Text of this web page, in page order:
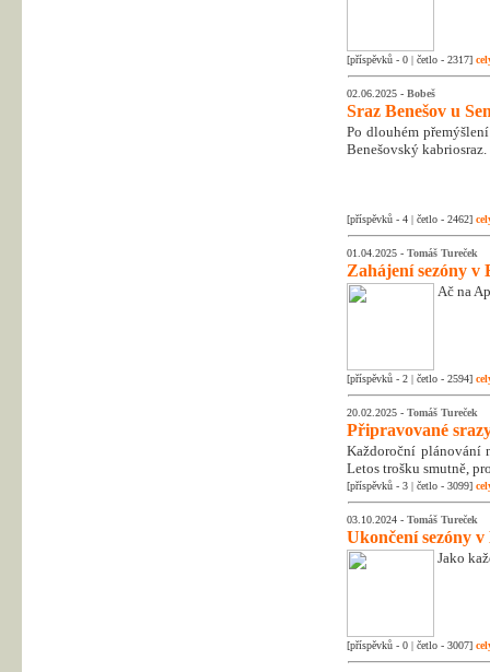
[příspěvků - 0 | četlo - 2317]
02.06.2025 - Bobeš
Sraz Benešov u
Po dlouhém
Benešovský kabriosraz.
[příspěvků - 4 | četlo - 2462]
01.04.2025 - Tomáš Tureček
Zahájení sezóny v
Ač na
[příspěvků - 2 | četlo - 2594]
20.02.2025 - Tomáš Tureček
Připravované
Každoroční plánování
Letos trošku smutně,
[příspěvků - 3 | četlo - 3099]
03.10.2024 - Tomáš Tureček
Ukončení sezóny v
Jako
[příspěvků - 0 | četlo - 3007]